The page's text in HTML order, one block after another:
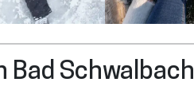
Bad Schwalbach